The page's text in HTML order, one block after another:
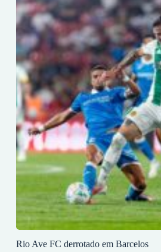
Rio Ave FC derrotado em Barcelos